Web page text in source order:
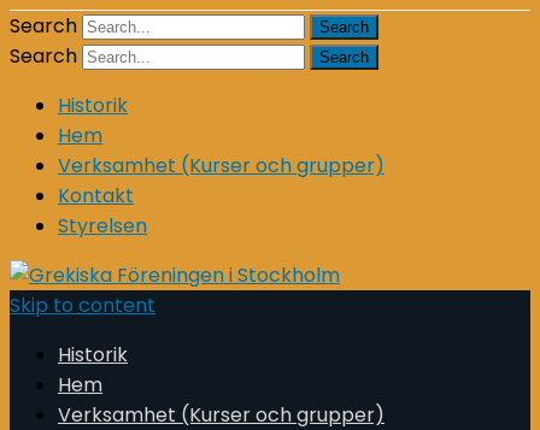
Search
Search
Historik
Hem
Verksamhet (Kurser och grupper)
Kontakt
Styrelsen
Skip to content
Historik
Hem
Verksamhet (Kurser och grupper)